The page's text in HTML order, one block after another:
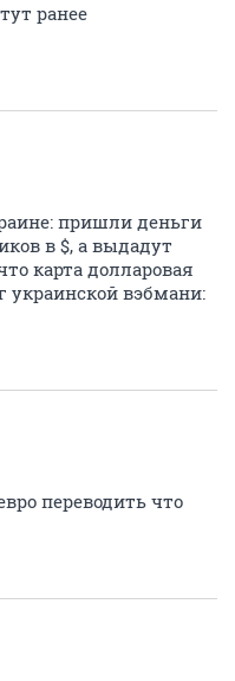
ранее
пришли деньги
в $, а выдадут
карта долларовая
украинской вэбмани:
переводить что